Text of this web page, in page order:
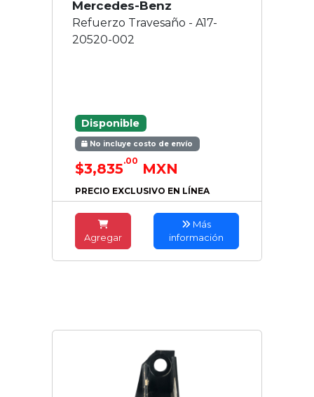
Mercedes-Benz
Refuerzo Travesaño - A17-
20520-002
Disponible
No incluye costo de envío
$3,835.00 MXN
PRECIO EXCLUSIVO EN LÍNEA
Agregar
Más
información